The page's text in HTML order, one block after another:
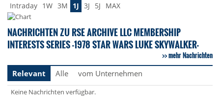
Intraday 1W 3M 1J 3J 5J MAX
NACHRICHTEN ZU RSE ARCHIVE LLC MEMBERSHIP
INTERESTS SERIES -1978 STAR WARS LUKE SKYWALKER-
mehr Nachrichten
Relevant
Alle vom Unternehmen
Keine Nachrichten verfügbar.